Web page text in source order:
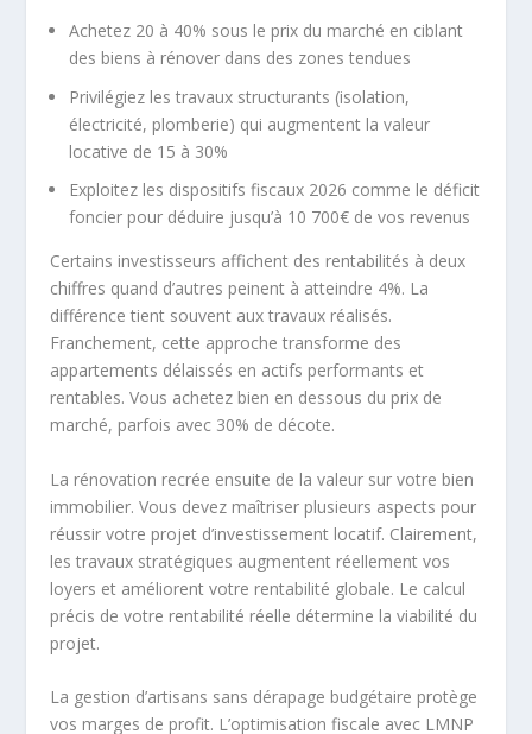
Achetez 20 à 40% sous le prix du marché en ciblant
des biens à rénover dans des zones tendues
Privilégiez les travaux structurants (isolation,
électricité, plomberie) qui augmentent la valeur
locative de 15 à 30%
Exploitez les dispositifs fiscaux 2026 comme le déficit
foncier pour déduire jusqu’à 10 700€ de vos revenus
Certains investisseurs affichent des rentabilités à deux
chiffres quand d’autres peinent à atteindre 4%. La
différence tient souvent aux travaux réalisés.
Franchement, cette approche transforme des
appartements délaissés en actifs performants et
rentables. Vous achetez bien en dessous du prix de
marché, parfois avec 30% de décote.
La rénovation recrée ensuite de la valeur sur votre bien
immobilier. Vous devez maîtriser plusieurs aspects pour
réussir votre projet d’investissement locatif. Clairement,
les travaux stratégiques augmentent réellement vos
loyers et améliorent votre rentabilité globale. Le calcul
précis de votre rentabilité réelle détermine la viabilité du
projet.
La gestion d’artisans sans dérapage budgétaire protège
vos marges de profit. L’optimisation fiscale avec LMNP